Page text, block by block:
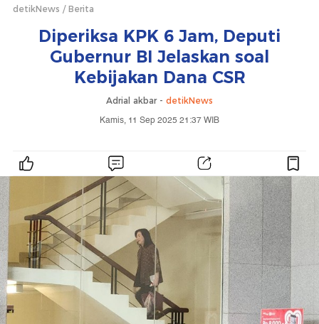
detikNews Berita
Diperiksa KPK 6 Jam, Deputi
Gubernur BI Jelaskan soal
Kebijakan Dana CSR
Adrial akbar - detikNews
Kamis, 11 Sep 2025 21:37 WIB